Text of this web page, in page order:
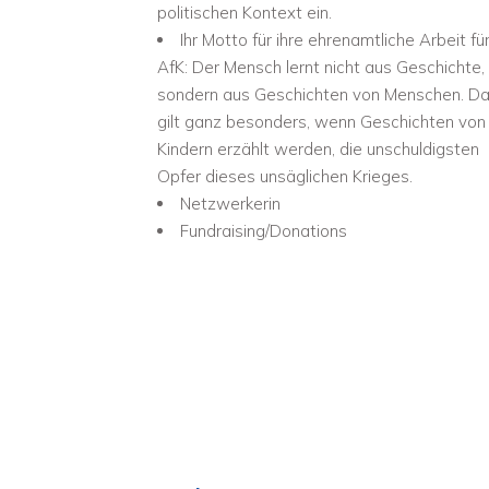
politischen Kontext ein.
Ihr Motto für ihre ehrenamtliche Arbeit für
AfK: Der Mensch lernt nicht aus Geschichte,
sondern aus Geschichten von Menschen.
gilt ganz besonders, wenn Geschichten von
Kindern erzählt werden, die unschuldigsten
Opfer dieses unsäglichen Krieges.
Netzwerkerin
Fundraising/Donations